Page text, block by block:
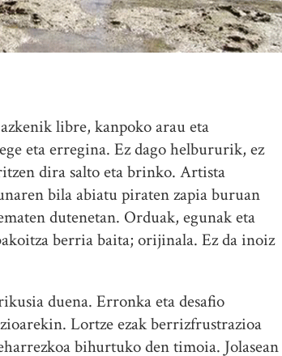
libre, kanpoko arau eta
eta erregina. Ez dago helbururik, ez
dira salto eta brinko. Artista
bila abiatu piraten zapia buruan
dutenetan. Orduak, egunak eta
berria baita; orijinala. Ez da inoiz
duena. Erronka eta desafio
Lortze ezak berrizfrustrazioa
bihurtuko den timoia. Jolasean